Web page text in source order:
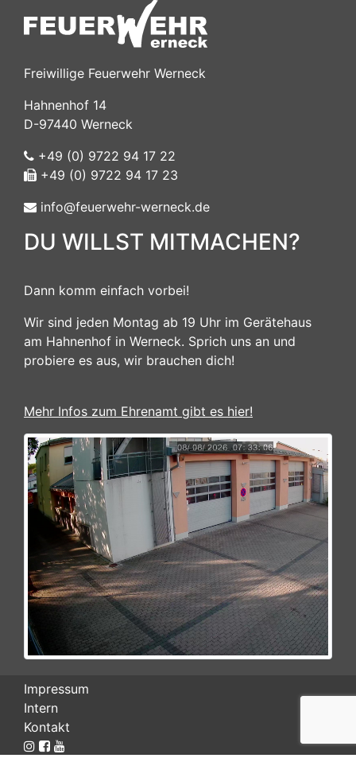
Freiwillige Feuerwehr Werneck
Hahnenhof 14
D-97440 Werneck
+49 (0) 9722 94 17 22
+49 (0) 9722 94 17 23
info@feuerwehr-werneck.de
DU WILLST MITMACHEN?
Dann komm einfach vorbei!
Wir sind jeden Montag ab 19 Uhr im Gerätehaus
am Hahnenhof in Werneck. Sprich uns an und
probiere es aus, wir brauchen dich!
Mehr Infos zum Ehrenamt gibt es hier!
Impressum
Intern
Kontakt